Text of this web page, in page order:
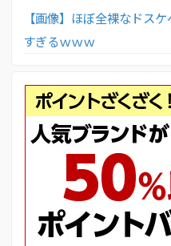
【画像】ほぼ全裸なドス
すぎるｗｗｗ